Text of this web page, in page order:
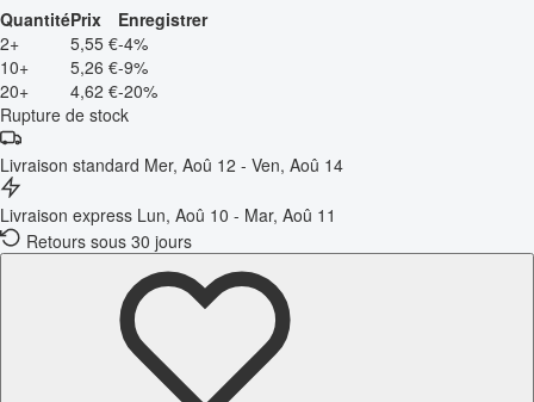
QuantitéPrix
Enregistrer
2+
5,55 €-4%
10+
5,26 €-9%
20+
4,62 €-20%
Rupture de stock
Livraison standard Mer, Aoû 12 - Ven, Aoû 14
Livraison express Lun, Aoû 10 - Mar, Aoû 11
Retours sous 30 jours